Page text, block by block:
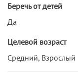
Беречь от детей
Да
Целевой возраст
Средний, Взрослый